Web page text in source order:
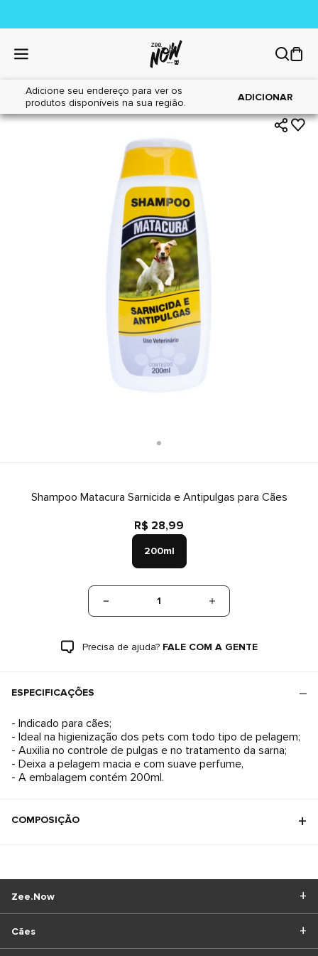
Adicione seu endereço para ver os
produtos disponíveis na sua região.
ADICIONAR
Home|Cães|Higiene
Shampoo Matacura Sarnicida e Antipulgas para Cães
R$ 28,99
200ml
1
Precisa de ajuda? FALE COM A GENTE
ESPECIFICAÇÕES
- Indicado para cães;
- Ideal na higienização dos pets com todo tipo de pelagem;
- Auxilia no controle de pulgas e no tratamento da sarna;
- Deixa a pelagem macia e com suave perfume,
- A embalagem contém 200ml.
COMPOSIÇÃO
Cães
Zee.Now